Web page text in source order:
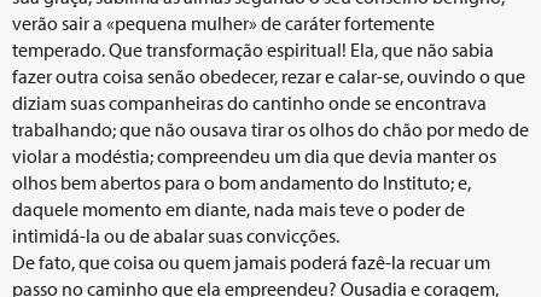
verão sair a «pequena mulher» de caráter fortemente
temperado. Que transformação espiritual! Ela, que não sabia
fazer outra coisa senão obedecer, rezar e calar-se, ouvindo o que
diziam suas companheiras do cantinho onde se encontrava
trabalhando; que não ousava tirar os olhos do chão por medo de
violar a modéstia; compreendeu um dia que devia manter os
olhos bem abertos para o bom andamento do Instituto; e,
daquele momento em diante, nada mais teve o poder de
intimidá-la ou de abalar suas convicções.
De fato, que coisa ou quem jamais poderá fazê-la recuar um
passo no caminho que ela empreendeu? Ousadia e coragem,